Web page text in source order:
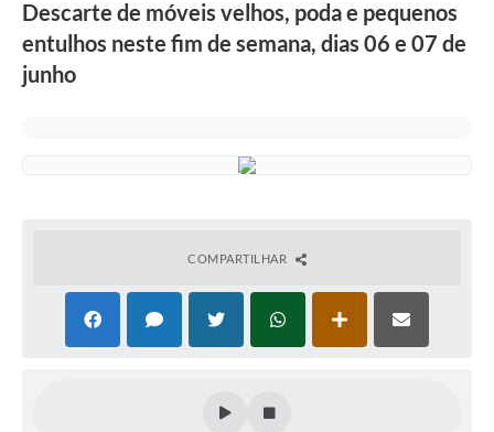
Descarte de móveis velhos, poda e pequenos
entulhos neste fim de semana, dias 06 e 07 de
junho
COMPARTILHAR